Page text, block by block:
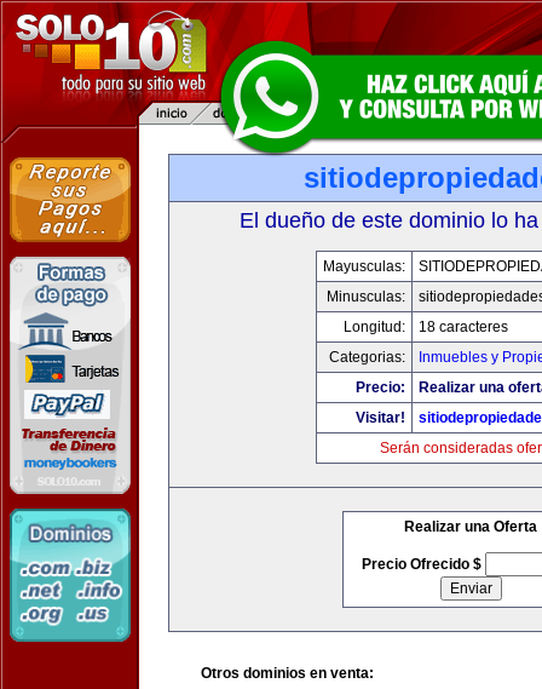
El dueño de este dominio lo
Mayusculas:
Minusculas:
Longitud:
18 caracteres
Categorias:
Inmuebles y
Precio:
Realizar una
Visitar!
Serán consideradas
Realizar una Oferta
Precio Ofrecido $
Otros dominios en venta: